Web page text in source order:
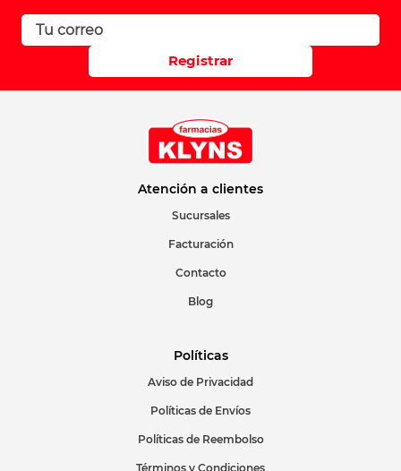
Registrar
Atención a clientes
Sucursales
Facturación
Contacto
Blog
Políticas
Aviso de Privacidad
Políticas de Envíos
Políticas de Reembolso
Términos y Condiciones